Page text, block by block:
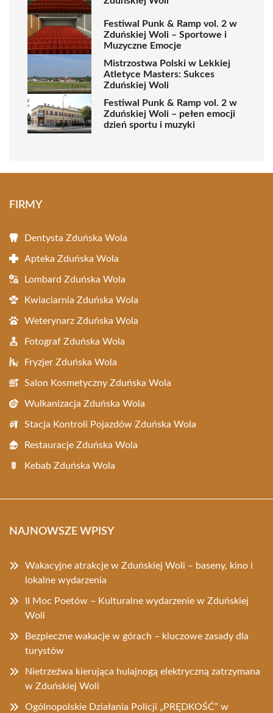
Festiwal Punk & Ramp vol. 2 w
Zduńskiej Woli – Sportowe i
Muzyczne Emocje
Mistrzostwa Polski w Lekkiej
Atletyce Masters: Sukces
Zduńskiej Woli
Festiwal Punk & Ramp vol. 2 w
Zduńskiej Woli – pełen emocji
dzień sportu i muzyki
FIRMY
Dentysta Zduńska Wola
Apteka Zduńska Wola
Lombard Zduńska Wola
Kwiaciarnia Zduńska Wola
Weterynarz Zduńska Wola
Fotograf Zduńska Wola
Fryzjer Zduńska Wola
Salon Kosmetyczny Zduńska Wola
Wulkanizacja Zduńska Wola
Stacja Kontroli Pojazdów Zduńska Wola
Restauracje Zduńska Wola
Kebab Zduńska Wola
NAJNOWSZE WPISY
Wakacyjne atrakcje w Zduńskiej Woli – baseny, kino i
lokalne wydarzenia
II Moc Poetów – Kulturalne wydarzenie w Zduńskiej
Woli
Bezpieczne wakacje w górach – kluczowe zasady dla
turystów
Nietrzeźwa kierująca hulajnogą elektryczną zatrzymana
w Zduńskiej Woli
Ogólnopolskie Działania Policji „PRĘDKOŚĆ” w